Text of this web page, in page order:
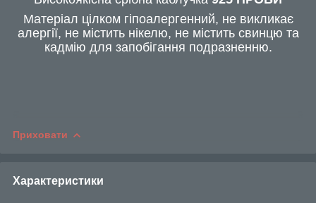
Матеріал цілком гіпоалергенний, не викликає
алергії, не містить нікелю, не містить свинцю та
кадмію для запобігання подразненню.
Приховати
Характеристики